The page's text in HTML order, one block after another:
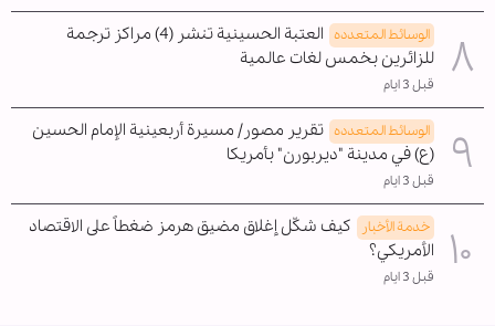
الوسائط المتعدده
العتبة الحسينية تنشر (4) مراكز ترجمة
للزائرين بخمس لغات عالمية
قبل 3 ايام
الوسائط المتعدده تقرير مصور/ مسيرة أربعينية الإمام الحسين
(ع) في مدينة "ديربورن" بأمريكا
قبل 3 ايام
خدمة الأخبار
كيف شكّل إغلاق مضيق هرمز ضغطاً على الاقتصاد
الأمريكي؟
قبل 3 ايام